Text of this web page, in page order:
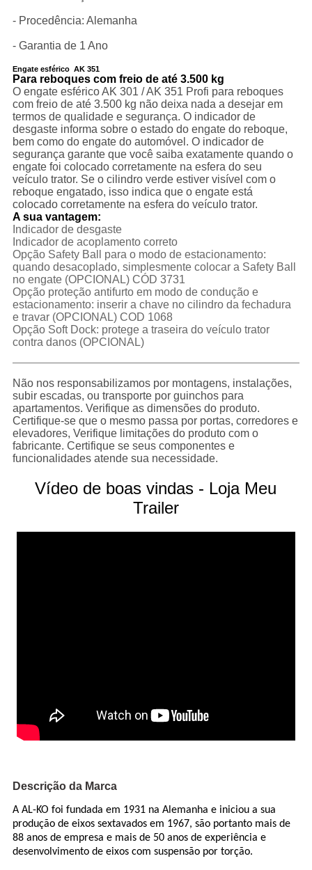
- Procedência: Alemanha
- Garantia de 1 Ano
Engate esférico AK 351
Para reboques com freio de até 3.500 kg
O engate esférico AK 301 / AK 351 Profi para reboques
com freio de até 3.500 kg não deixa nada a desejar em
termos de qualidade e segurança. O indicador de
desgaste informa sobre o estado do engate do reboque,
bem como do engate do automóvel. O indicador de
segurança garante que você saiba exatamente quando o
engate foi colocado corretamente na esfera do seu
veículo trator. Se o cilindro verde estiver visível com o
reboque engatado, isso indica que o engate está
colocado corretamente na esfera do veículo trator.
A sua vantagem:
Indicador de desgaste
Indicador de acoplamento correto
Opção Safety Ball para o modo de estacionamento:
quando desacoplado, simplesmente colocar a Safety Ball
no engate (OPCIONAL) CÓD 3731
Opção proteção antifurto em modo de condução e
estacionamento: inserir a chave no cilindro da fechadura
e travar (OPCIONAL) COD 1068
Opção Soft Dock: protege a traseira do veículo trator
contra danos (OPCIONAL)
Não nos responsabilizamos por montagens, instalações,
subir escadas, ou transporte por guinchos para
apartamentos. Verifique as dimensões do produto.
Certifique-se que o mesmo passa por portas, corredores e
elevadores, Verifique limitações do produto com o
fabricante. Certifique se seus componentes e
funcionalidades atende sua necessidade.
Vídeo de boas vindas - Loja Meu
Trailer
Descrição da Marca
A AL-KO foi fundada em 1931 na Alemanha e iniciou a sua
produção de eixos sextavados em 1967, são portanto mais de
88 anos de empresa e mais de 50 anos de experiência e
desenvolvimento de eixos com suspensão por torção.